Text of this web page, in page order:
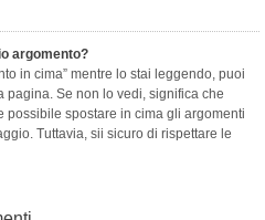
argomento?
in cima” mentre lo stai leggendo, puoi
Se non lo vedi, significa che
spostare in cima gli argomenti
Tuttavia, sii sicuro di rispettare le